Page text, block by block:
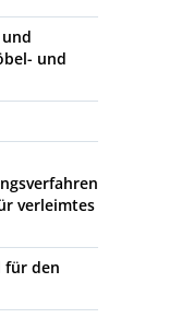
und
verleimtes
für den